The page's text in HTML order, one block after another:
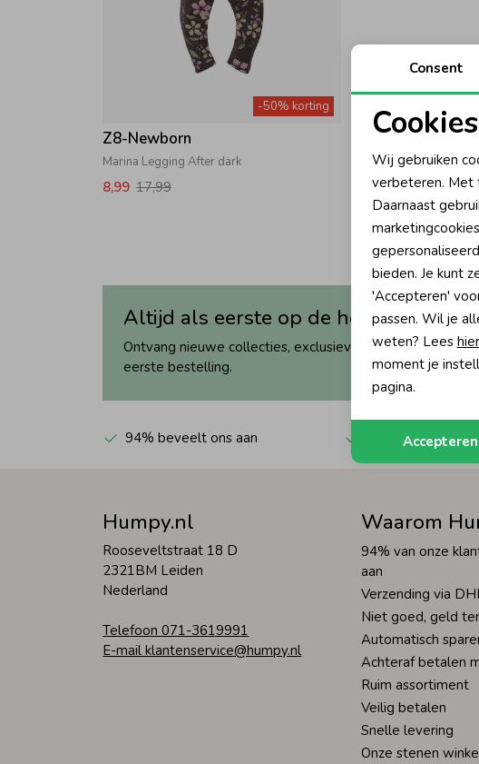
-50% korting
Z8-Newborn
Marina Legging After dark
8,99 17,99
Altijd als eerste op de hoogte?
Ontvang nieuwe collecties, exclusieve acties én direct
eerste bestelling.
94% beveelt ons aan Automatisch
Humpy.nl
Rooseveltstraat 18 D
2321BM Leiden
Nederland
Telefoon 071-3619991
E-mail klantenservice@humpy.nl
Waarom
94% van onze
aan
Verzending via
Niet goed, geld
Automatisch
Achteraf betalen
Ruim assortiment
Veilig betalen
Snelle levering
Onze stenen
Analytische
Consent
Cookies
Wij gebruiken
verbeteren. Met
Daarnaast
bieden. Je kunt
'Accepteren'
passen. Wil je
weten? Lees hier
moment je
pagina.
Accepteren